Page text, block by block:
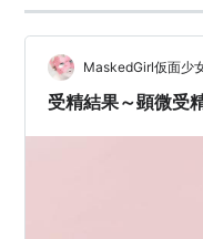
MaskedGirl仮面少
受精結果～顕微受